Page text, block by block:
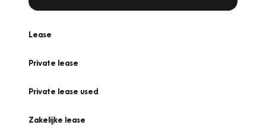
Lease
Private lease
Private lease used
Zakelijke lease